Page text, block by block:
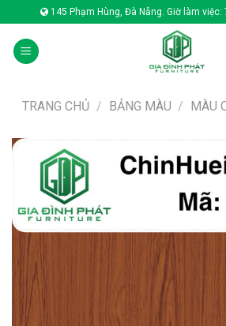
to
content
145 Phạm Hùng, Đà Nẵng. Giờ làm việc:
TRANG CHỦ / BẢNG MÀU / MÀU